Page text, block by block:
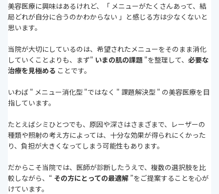
美容医療に興味はあるけれど、「 メニューがたくさんあって、結
局どれが自分に合うのかわからない 」と感じる方は少なくないと
思います。
当院が大切にしているのは、希望されたメニューをそのまま消化
していくことよりも、まず" いまの肌の課題 "を整理して、 必要な
治療を見極める ことです。
いわば " メニュー消化型 "ではなく " 課題解決型 " の美容医療を目
指しています。
たとえばシミひとつでも、原因や深さはさまざまで、レーザーの
種類や照射の考え方によっては、十分な効果が得られにくかった
り、負担が大きくなってしまう可能性もあります。
だからこそ当院では、医師が診断したうえで、複数の選択肢を比
較しながら、“ その方にとっての最適解 ”をご提案することを心が
けています。